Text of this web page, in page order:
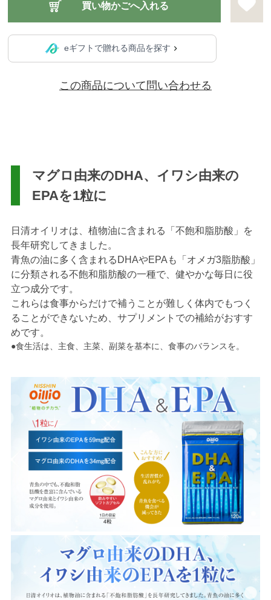
eギフトで贈れる商品を探す
この商品について問い合わせる
マグロ由来のDHA、イワシ由来の
EPAを1粒に
日清オイリオは、植物油に含まれる「不飽和脂肪酸」を
長年研究してきました。
青魚の油に多く含まれるDHAやEPAも「オメガ3脂肪酸」
に分類される不飽和脂肪酸の一種で、健やかな毎日に役
立つ成分です。
これらは食事からだけで補うことが難しく体内でもつく
ることができないため、サプリメントでの補給がおすす
めです。
●食生活は、主食、主菜、副菜を基本に、食事のバランスを。